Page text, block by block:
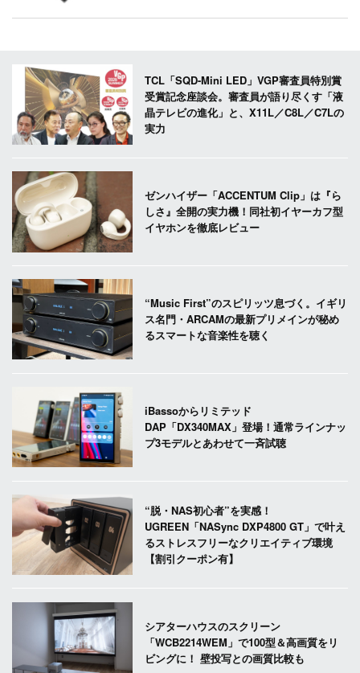
TCL「SQD-Mini LED」VGP審査員特別賞
受賞記念座談会。審査員が語り尽くす「液
晶テレビの進化」と、X11L／C8L／C7Lの
実力
ゼンハイザー「ACCENTUM Clip」は『ら
しさ』全開の実力機！同社初イヤーカフ型
イヤホンを徹底レビュー
“Music First”のスピリッツ息づく。イギリ
ス名門・ARCAMの最新プリメインが秘め
るスマートな音楽性を聴く
iBassoからリミテッド
DAP「DX340MAX」登場！通常ラインナッ
プ3モデルとあわせて一斉試聴
“脱・NAS初心者”を実感！
UGREEN「NASync DXP4800 GT」で叶え
るストレスフリーなクリエイティブ環境
【割引クーポン有】
シアターハウスのスクリーン
「WCB2214WEM」で100型＆高画質をリ
ビングに！ 壁投写との画質比較も